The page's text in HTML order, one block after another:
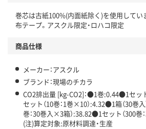
この商品の環境配慮ポイントです。下記商
アスクル商品環境スコア詳細／加点項目
巻芯は古紙100%(内面紙除く)を使用してい
布テープ。アスクル限定・ロハコ限定
商品仕様
メーカー：アスクル
ブランド：現場のチカラ
CO2排出量 [kg-CO2]：●1巻:0.44●1セッ
セット（10巻：1巻×10）:4.32●1箱（30巻
巻：30巻入×3箱）:38.82●1セット（300巻
(注)算定対象:原材料調達・生産